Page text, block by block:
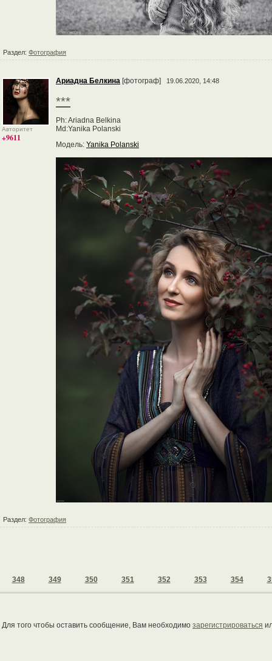
Раздел: Фотография
Авторитет
+9611
Ариадна Белкина [фотограф] 19.06.2020, 14:48
***
Ph: Ariadna Belkina
Md:Yanika Polanski
Модель: Yanika Polanski
Раздел: Фотография
348 349 350 351 352 353 354
Для того чтобы оставить сообщение, Вам необходимо зарегистрироваться